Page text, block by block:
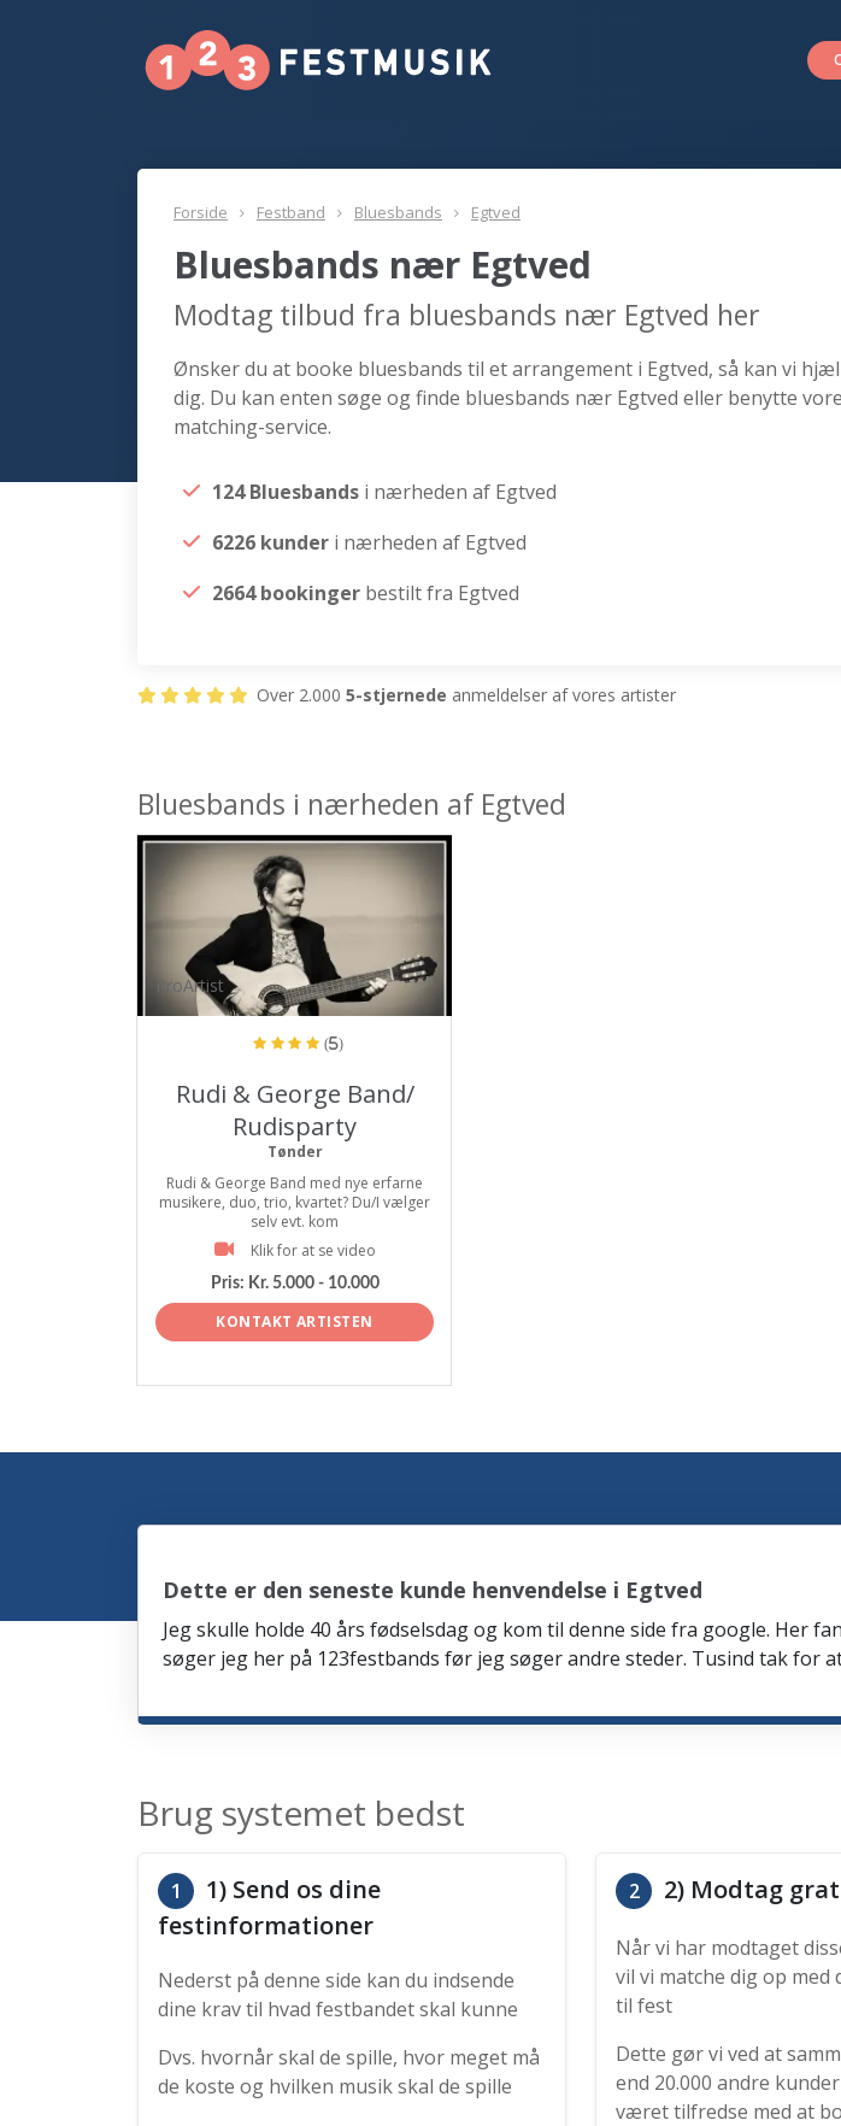
Forside Festband Bluesbands Egtved
Bluesbands nær Egtved
Modtag tilbud fra bluesbands nær Egtved her
Ønsker du at booke bluesbands til et arrangement i Egtved, så kan vi
dig. Du kan enten søge og finde bluesbands nær Egtved eller benytte
matching-service.
124 Bluesbands i nærheden af Egtved
6226 kunder i nærheden af Egtved
2664 bookinger bestilt fra Egtved
Over 2.000 5-stjernede anmeldelser af vores artister
Bluesbands i nærheden af Egtved
ProArtist
(5)
Rudi & George Band/
Rudisparty
Tønder
Rudi & George Band med nye erfarne
musikere, duo, trio, kvartet? Du/I vælger
selv evt. kom
Klik for at se video
Pris: Kr. 5.000 - 10.000
KONTAKT ARTISTEN
Dette er den seneste kunde henvendelse i Egtved
Jeg skulle holde 40 års fødselsdag og kom til denne side fra google. Her
søger jeg her på 123festbands før jeg søger andre steder. Tusind tak for
Brug systemet bedst
1
1) Send os dine
festinformationer
Nederst på denne side kan du indsende
dine krav til hvad festbandet skal kunne
Dvs. hvornår skal de spille, hvor meget må
de koste og hvilken musik skal de spille
2 2) Modtag
Når vi har modtaget
vil vi matche dig op med
til fest
Dette gør vi ved at
end 20.000 andre
været tilfredse med at